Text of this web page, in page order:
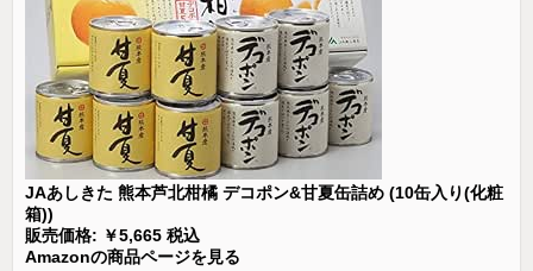
JAあしきた 熊本芦北柑橘 デコポン&甘夏缶詰め (10缶入り(化粧
箱))
販売価格: ￥5,665 税込
Amazonの商品ページを見る